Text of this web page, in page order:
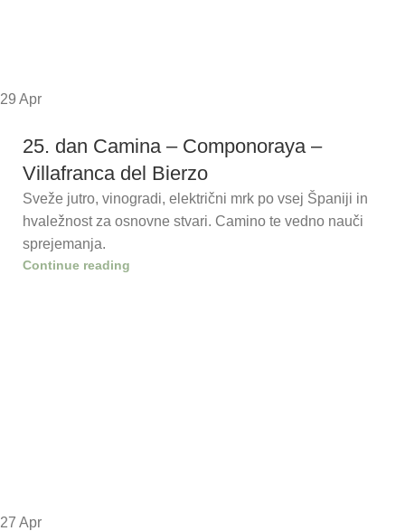
29 Apr
25. dan Camina – Componoraya –
Villafranca del Bierzo
Sveže jutro, vinogradi, električni mrk po vsej Španiji in
hvaležnost za osnovne stvari. Camino te vedno nauči
sprejemanja.
Continue reading
27 Apr